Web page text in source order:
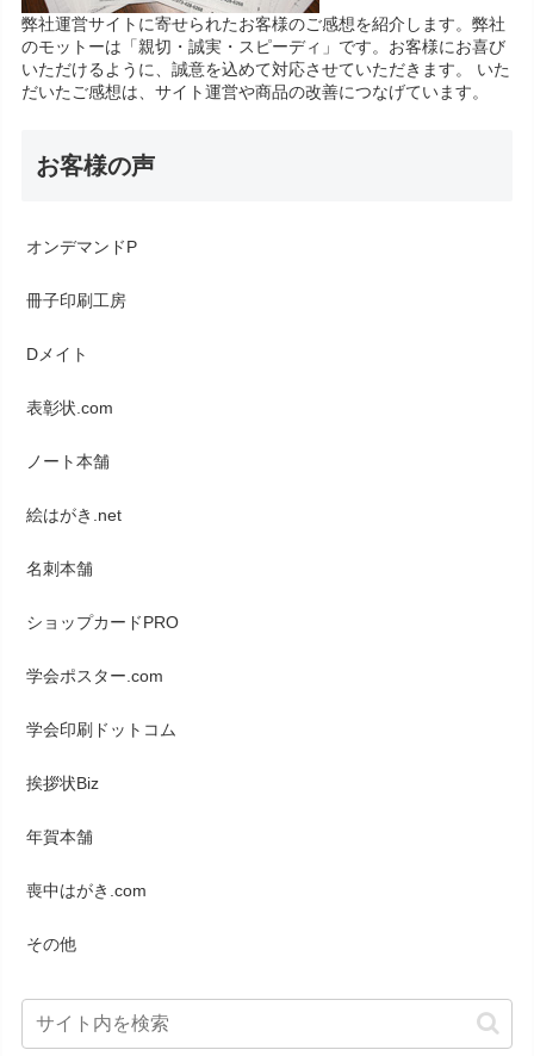
弊社運営サイトに寄せられたお客様のご感想を紹介します。弊社
のモットーは「親切・誠実・スピーディ」です。お客様にお喜び
いただけるように、誠意を込めて対応させていただきます。 いた
だいたご感想は、サイト運営や商品の改善につなげています。
お客様の声
オンデマンドP
冊子印刷工房
Dメイト
表彰状.com
ノート本舗
絵はがき.net
名刺本舗
ショップカードPRO
学会ポスター.com
学会印刷ドットコム
挨拶状Biz
年賀本舗
喪中はがき.com
その他